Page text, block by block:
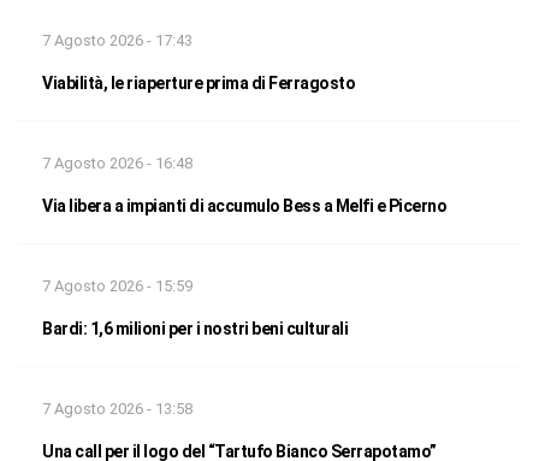
7 Agosto 2026 - 17:43
Viabilità, le riaperture prima di Ferragosto
7 Agosto 2026 - 16:48
Via libera a impianti di accumulo Bess a Melfi e Picerno
7 Agosto 2026 - 15:59
Bardi: 1,6 milioni per i nostri beni culturali
7 Agosto 2026 - 13:58
Una call per il logo del “Tartufo Bianco Serrapotamo”